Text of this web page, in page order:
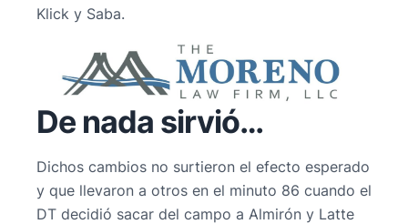
Klick y Saba.
De nada sirvió…
Dichos cambios no surtieron el efecto esperado
y que llevaron a otros en el minuto 86 cuando el
DT decidió sacar del campo a Almirón y Latte